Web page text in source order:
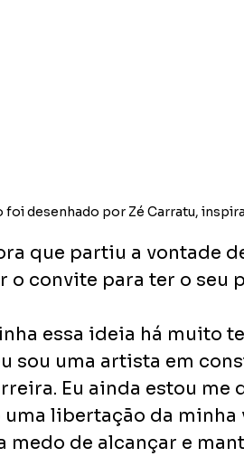
foi desenhado por Zé Carratu,
que partiu a vontade
o convite para ter o seu
essa ideia há muito
sou uma artista em
Eu ainda estou me
libertação da minha
medo de alcançar e